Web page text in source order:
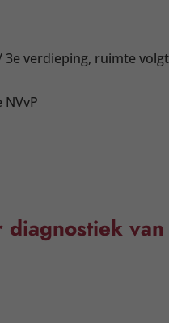
3everdieping, ruimte volgt